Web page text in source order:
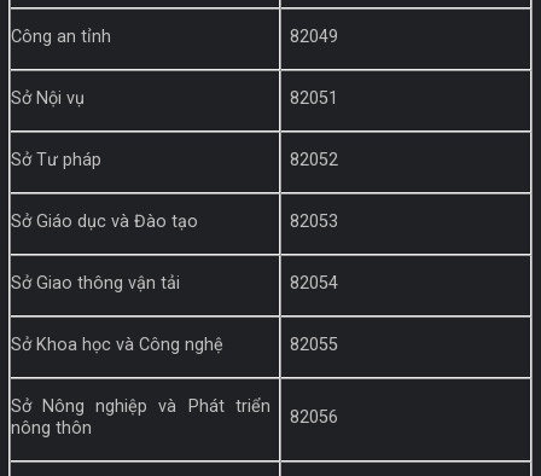
Công an tỉnh 82049
Sở Nội vụ 82051
Sở Tư pháp 82052
Sở Giáo dục và Đào tạo 82053
Sở Giao thông vận tải 82054
Sở Khoa học và Công nghệ 82055
Sở Nông nghiệp và Phát triển
nông thôn
82056